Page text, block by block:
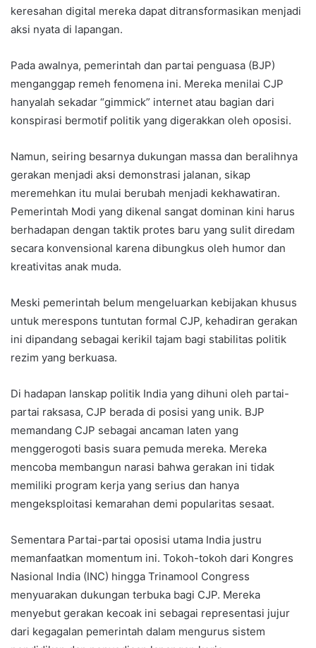
keresahan digital mereka dapat ditransformasikan menjadi
aksi nyata di lapangan.
Pada awalnya, pemerintah dan partai penguasa (BJP)
menganggap remeh fenomena ini. Mereka menilai CJP
hanyalah sekadar “gimmick” internet atau bagian dari
konspirasi bermotif politik yang digerakkan oleh oposisi.
Namun, seiring besarnya dukungan massa dan beralihnya
gerakan menjadi aksi demonstrasi jalanan, sikap
meremehkan itu mulai berubah menjadi kekhawatiran.
Pemerintah Modi yang dikenal sangat dominan kini harus
berhadapan dengan taktik protes baru yang sulit diredam
secara konvensional karena dibungkus oleh humor dan
kreativitas anak muda.
Meski pemerintah belum mengeluarkan kebijakan khusus
untuk merespons tuntutan formal CJP, kehadiran gerakan
ini dipandang sebagai kerikil tajam bagi stabilitas politik
rezim yang berkuasa.
Di hadapan lanskap politik India yang dihuni oleh partai-
partai raksasa, CJP berada di posisi yang unik. BJP
memandang CJP sebagai ancaman laten yang
menggerogoti basis suara pemuda mereka. Mereka
mencoba membangun narasi bahwa gerakan ini tidak
memiliki program kerja yang serius dan hanya
mengeksploitasi kemarahan demi popularitas sesaat.
Sementara Partai-partai oposisi utama India justru
memanfaatkan momentum ini. Tokoh-tokoh dari Kongres
Nasional India (INC) hingga Trinamool Congress
menyuarakan dukungan terbuka bagi CJP. Mereka
menyebut gerakan kecoak ini sebagai representasi jujur
dari kegagalan pemerintah dalam mengurus sistem